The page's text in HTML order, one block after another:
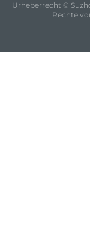
Urheberrecht ©
Rechte